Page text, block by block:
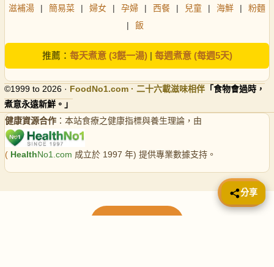
滋補湯 | 簡易菜 | 婦女 | 孕婦 | 西餐 | 兒童 | 海鮮 |
粉麵
|
飯
推薦： 每天煮意 (3餸一湯)| 每週煮意 (每週5天)
©1999 to 2026 · FoodNo1.com · 二十六載滋味相伴 「食物會過時，
煮意永遠新鮮。」
健康資源合作 ：本站食療之健康指標與養生理論，由
( HealthNo1.com 成立於 1997 年) 提供專業數據支持。
📤 分享
分享